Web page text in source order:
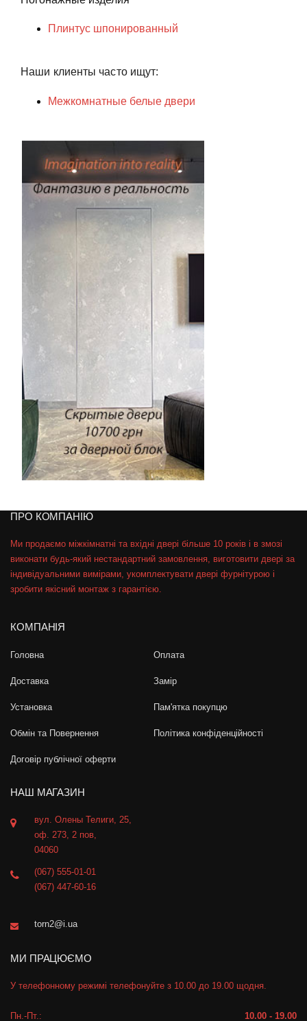
Плинтус шпонированный
Наши клиенты часто ищут:
Межкомнатные белые двери
ПРО КОМПАНІЮ
Ми продаємо міжкімнатні та вхідні двері більше 10 років і в змозі
виконати будь-який нестандартний замовлення, виготовити двері за
індивідуальними вимірами, укомплектувати двері фурнітурою і
зробити якісний монтаж з гарантією.
КОМПАНІЯ
Головна Оплата
Доставка Замір
Установка Пам'ятка покупцю
Обмін та Повернення Політика конфіденційності
Договір публічної оферти
НАШ МАГАЗИН
вул. Олены Телиги, 25,
оф. 273, 2 пов,
04060
(067) 555-01-01
(067) 447-60-16
torn2@i.ua
МИ ПРАЦЮЄМО
У телефонному режимі телефонуйте з 10.00 до 19.00 щодня.
Пн.-Пт.: 10.00 - 19.00